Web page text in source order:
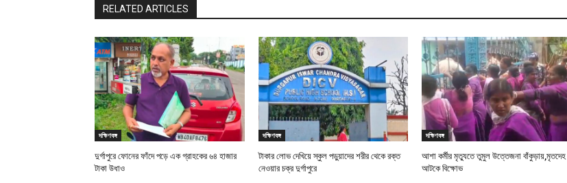
RELATED ARTICLES
দক্ষিণবঙ্গ
দুর্গাপুরে ফোনের ফাঁদে পড়ে এক গ্রাহকের ৬৪ হাজার
টাকা উধাও
দক্ষিণবঙ্গ
টাকার লোভ দেখিয়ে স্কুল পড়ুয়াদের শরীর থেকে রক্ত
নেওয়ার চক্র দুর্গাপুরে
দক্ষিণবঙ্গ
আশা কর্মীর মৃত্যুতে তুমুল উত্তেজনা বাঁকুড়ায়,মৃতদেহ
আটকে বিক্ষোভ